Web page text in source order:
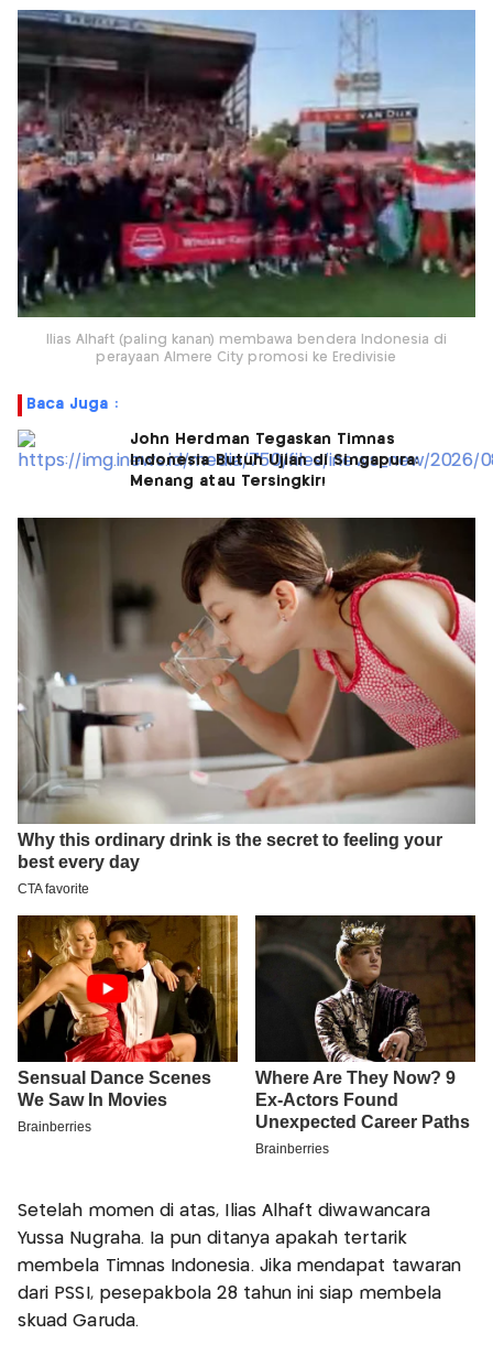
Ilias Alhaft (paling kanan) membawa bendera Indonesia di
perayaan Almere City promosi ke Eredivisie
Baca Juga :
John Herdman Tegaskan Timnas
Indonesia Butuh Ujian di Singapura:
Menang atau Tersingkir!
Setelah momen di atas, Ilias Alhaft diwawancara
Yussa Nugraha. Ia pun ditanya apakah tertarik
membela Timnas Indonesia. Jika mendapat tawaran
dari PSSI, pesepakbola 28 tahun ini siap membela
skuad Garuda.